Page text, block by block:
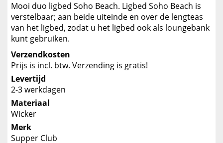
Mooi duo ligbed Soho Beach. Ligbed Soho Beach is
verstelbaar; aan beide uiteinde en over de lengteas
van het ligbed, zodat u het ligbed ook als loungebank
kunt gebruiken.
Verzendkosten
Prijs is incl. btw. Verzending is gratis!
Levertijd
2-3 werkdagen
Materiaal
Wicker
Merk
Supper Club